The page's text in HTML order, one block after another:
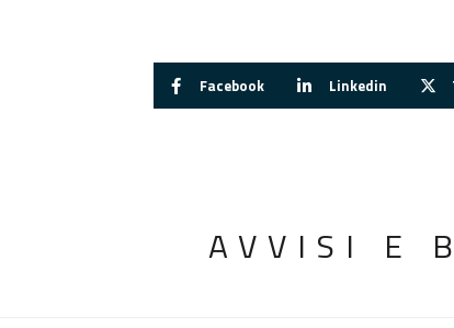
Facebook Linkedin
AVVISI E